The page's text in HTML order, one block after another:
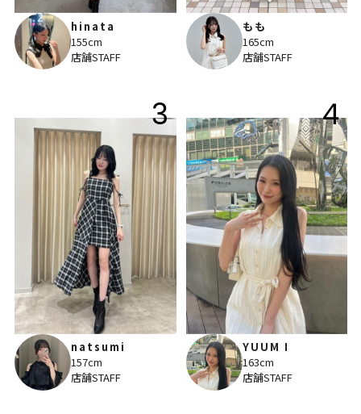
hinata
155cm
店舗STAFF
もも
165cm
店舗STAFF
3
natsumi
157cm
店舗STAFF
4
YUUM I
163cm
店舗STAFF